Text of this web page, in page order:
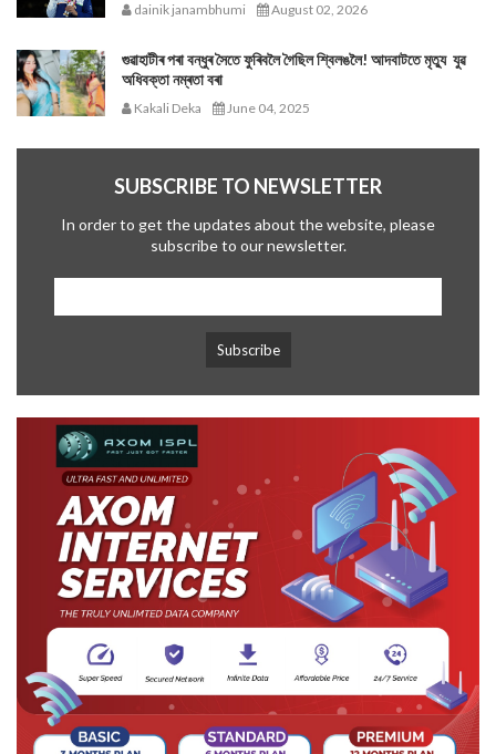
dainik janambhumi August 02, 2026
গুৱাহাটীৰ পৰা বন্ধুৰ সৈতে ফুৰিবলৈ গৈছিল শ্বিলঙলৈ! আদবাটতে মৃত্যু যুৱ
অধিবক্তা নম্ৰতা বৰা
Kakali Deka June 04, 2025
SUBSCRIBE TO NEWSLETTER
In order to get the updates about the website, please
subscribe to our newsletter.